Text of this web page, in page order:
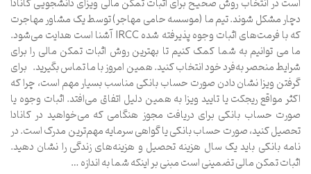
دچار مشکل شوند. تیم ما (موسسه حامی مهاجر) توسط یک مشاور مهاجرت
که با فرمت‌های اثبات وجوه پذیرفته شده IRCC آشنا است هدایت می‌شود.
ما می توانیم به شما کمک کنیم تا بهترین روش اثبات تمکن مالی را برای
شرایط منحصر به‌فرد خود انتخاب کنید. همین امروز با ما تماس بگیرید. برای
گرفتن ویزا نشان دادن صورت حساب بانکی مناسب بسیار مهم است، چرا که
اکثر مواقع ریجکت یا تایید ویزا به همین دلیل اتفاق می‌افتد. اثبات وجوه یا
صورت حساب بانکی برای دریافت مجوز هنگامی که می‌خواهید در کانادا
تحصیل کنید، صورت حساب بانکی یا گواهی سرمایه مهم‌ترین مدرک است. در
نامه بانکی باید یک سال هزینه تحصیل و هزینه‌های زندگی را نشان دهید.
اثبات تمکن مالی تضمینی است مبنی بر اینکه شما به اندازه …